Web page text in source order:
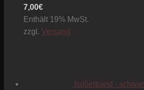
7,00€
Enthält 19% MwSt.
zzgl. Versand
Isolierband -